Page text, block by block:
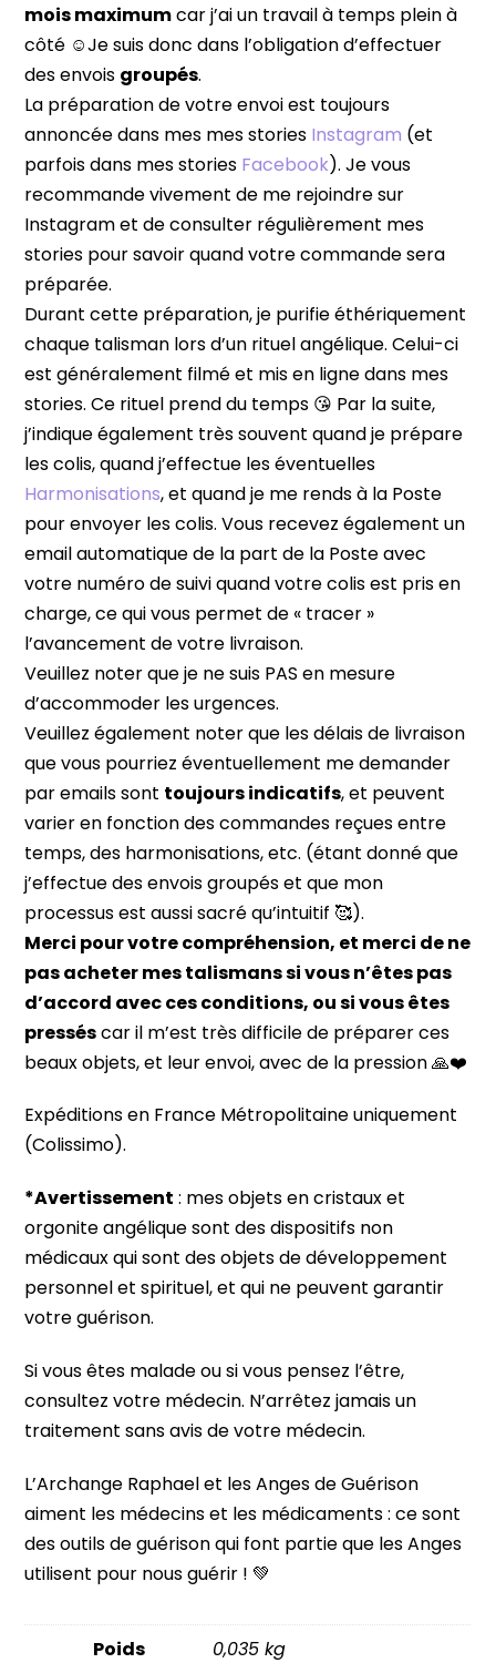
mois maximumcar j’ai un travail à temps plein à
côté ☺️Je suis donc dans l’obligation d’effectuer
des envois groupés.
La préparation de votre envoi est toujours
annoncée dans mes mes stories Instagram (et
parfois dans mes stories Facebook). Je vous
recommande vivement de me rejoindre sur
Instagram et de consulter régulièrement mes
stories pour savoir quand votre commande sera
préparée.
Durant cette préparation, je purifie éthériquement
chaque talisman lors d’un rituel angélique. Celui-ci
est généralement filmé et mis en ligne dans mes
stories. Ce rituel prend du temps 😘 Par la suite,
j’indique également très souvent quand je prépare
les colis, quand j’effectue les éventuelles
Harmonisations, et quand je me rends à la Poste
pour envoyer les colis. Vous recevez également un
email automatique de la part de la Poste avec
votre numéro de suivi quand votre colis est pris en
charge, ce qui vous permet de « tracer »
l’avancement de votre livraison.
Veuillez noter que je ne suis PAS en mesure
d’accommoder les urgences.
Veuillez également noter que les délais de livraison
que vous pourriez éventuellement me demander
par emails sont toujours indicatifs, et peuvent
varier en fonction des commandes reçues entre
temps, des harmonisations, etc. (étant donné que
j’effectue des envois groupés et que mon
processus est aussi sacré qu’intuitif 🥰).
Merci pour votre compréhension, et merci de ne
pas acheter mes talismans si vous n’êtes pas
d’accord avec ces conditions, ou si vous êtes
presséscar il m’est très difficile de préparer ces
beaux objets, et leur envoi, avec de la pression 🙏❤️
Expéditions en France Métropolitaine uniquement
(Colissimo).
*Avertissement : mes objets en cristaux et
orgonite angélique sont des dispositifs non
médicaux qui sont des objets de développement
personnel et spirituel, et qui ne peuvent garantir
votre guérison.
Si vous êtes malade ou si vous pensez l’être,
consultez votre médecin. N’arrêtez jamais un
traitement sans avis de votre médecin.
L’Archange Raphael et les Anges de Guérison
aiment les médecins et les médicaments : ce sont
des outils de guérison qui font partie que les Anges
utilisent pour nous guérir ! 💚
Poids 0,035 kg